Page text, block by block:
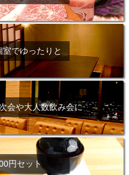
でゆったりと
会や大人数飲み会に
円セット